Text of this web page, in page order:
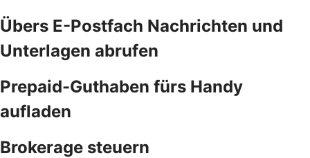
Übers E-Postfach Nachrichten und
Unterlagen abrufen
Prepaid-Guthaben fürs Handy
aufladen
Brokerage steuern